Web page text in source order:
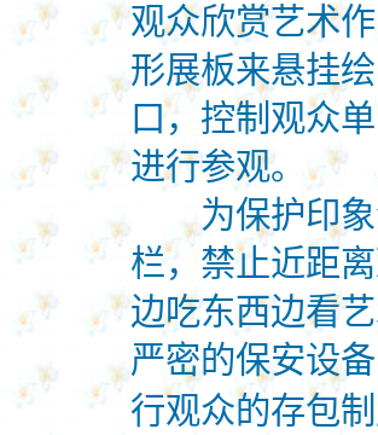
观众欣赏艺术
形展板来悬挂
口，控制观众
进行参观。
为保护印象
栏，禁止近距
边吃东西边看
严密的保安设
行观众的存包制